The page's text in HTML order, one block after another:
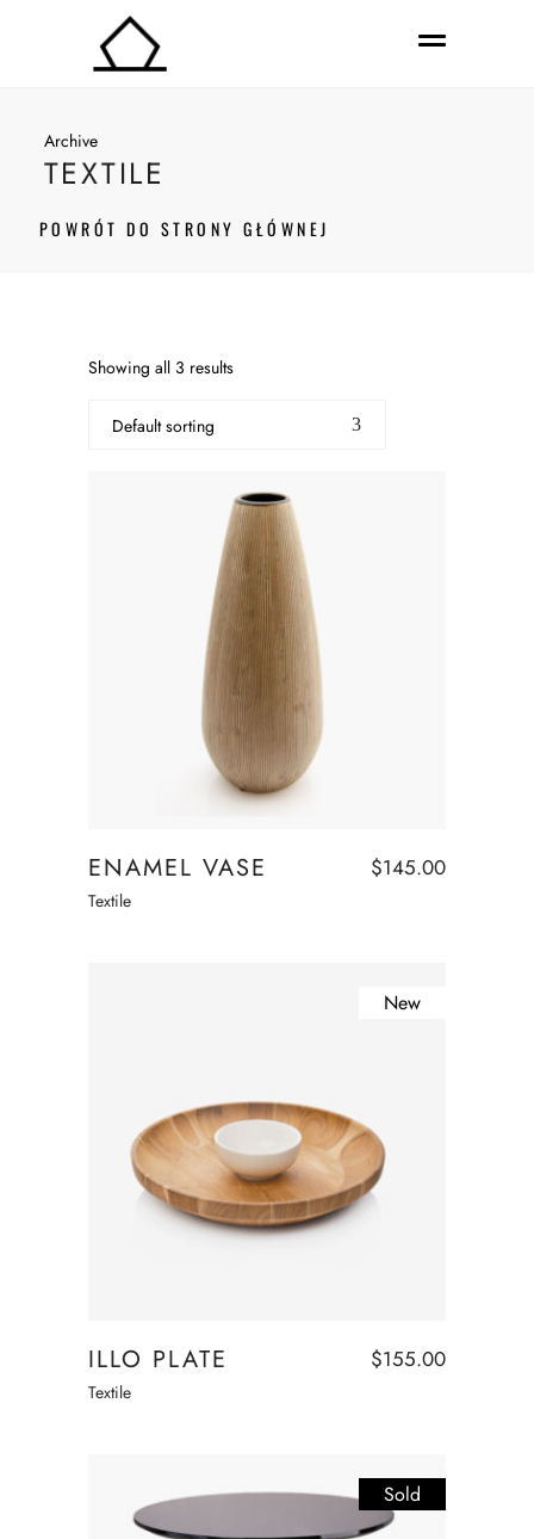
Archive
TEXTILE
POWRÓT DO STRONY GŁÓWNEJ
Showing all 3 results
Default sorting
Add to cart
ENAMEL VASE $145.00
Textile
New
ILLO PLATE $155.00
Textile
Sold